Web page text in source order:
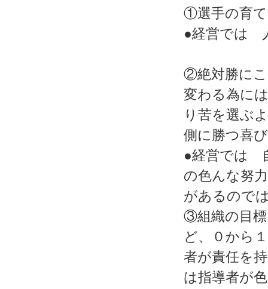
①選手の育
●経営では
②絶対勝にこ
変わる為に
り苦を選ぶ
側に勝つ喜
●経営では
の色んな努
があるので
③組織の目
ど、０から
者が責任を
は指導者が